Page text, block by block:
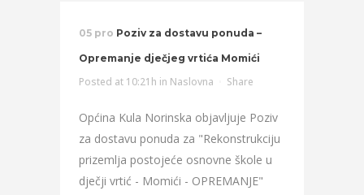
05 pro Poziv za dostavu ponuda –
Opremanje dječjeg vrtića Momići
Posted at 10:21h in Naslovna Share
Općina Kula Norinska objavljuje Poziv
za dostavu ponuda za "Rekonstrukciju
prizemlja postojeće osnovne škole u
dječji vrtić - Momići - OPREMANJE"